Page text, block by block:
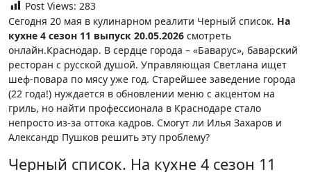
Post Views: 283
Сегодня 20 мая в кулинарном реалити Черный список. На
кухне 4 сезон 11 выпуск 20.05.2026 смотреть
онлайн.Краснодар. В сердце города – «Баварус», баварский
ресторан с русской душой. Управляющая Светлана ищет
шеф-повара по мясу уже год. Старейшее заведение города
(22 года!) нуждается в обновлении меню с акцентом на
гриль, но найти профессионала в Краснодаре стало
непросто из-за оттока кадров. Смогут ли Илья Захаров и
Александр Пушков решить эту проблему?
Черный список. На кухне 4 сезон 11